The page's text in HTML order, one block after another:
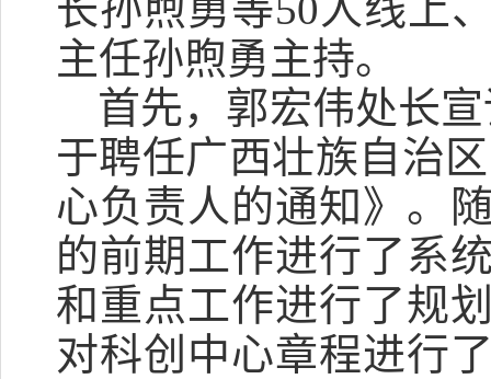
主任孙煦勇主持。
首先， 郭宏伟处长
于聘任广西壮族自治
心负责人的通知 》 。
的前期工作进行了系
和重点工作进行了规
对科创中心章程进行